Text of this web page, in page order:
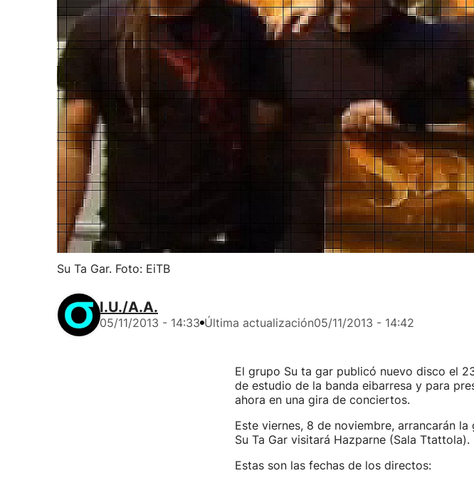
Su Ta Gar. Foto: EiTB
I.U./A.A.
05/11/2013 - 14:33 Última actualización05/11/2013 - 14:42
El grupo Su ta gar publicó nuevo disco el
de estudio de la banda eibarresa y para
ahora en una gira de conciertos.
Este viernes, 8 de noviembre, arrancarán
Su Ta Gar visitará Hazparne (Sala Ttattola).
Estas son las fechas de los directos: